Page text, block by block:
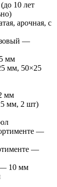
10 лет
арочная, с
—
мм
мм, 50×25
мм
мм, 2 шт)
—
—
— 10 мм